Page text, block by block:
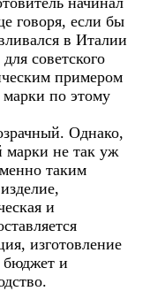
говоря, если бы
в Италии
советского
примером
марки по этому
Однако,
марки не так уж
таким
и
изготовление
бюджет и